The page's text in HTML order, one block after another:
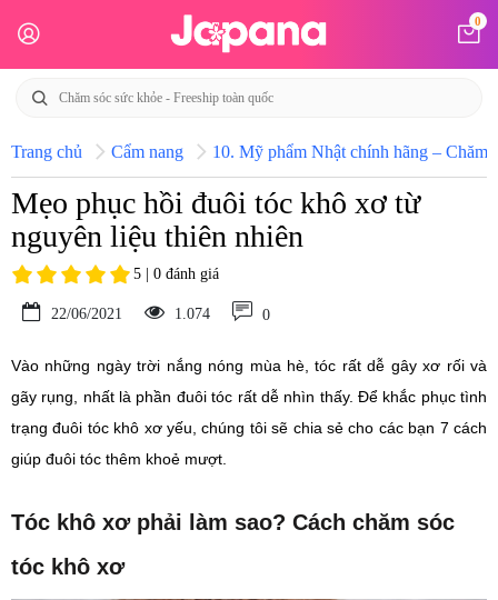
0
Trang chủ Cẩm nang 10. Mỹ phẩm Nhật chính hãng – Chăm
Mẹo phục hồi đuôi tóc khô xơ từ
nguyên liệu thiên nhiên
5 | 0 đánh giá
22/06/2021 1.074 0
Vào những ngày trời nắng nóng mùa hè, tóc rất dễ gây xơ rối và
gãy rụng, nhất là phần đuôi tóc rất dễ nhìn thấy. Để khắc phục tình
trạng đuôi tóc khô xơ yếu, chúng tôi sẽ chia sẻ cho các bạn 7 cách
giúp đuôi tóc thêm khoẻ mượt.
Tóc khô xơ phải làm sao? Cách chăm sóc
tóc khô xơ